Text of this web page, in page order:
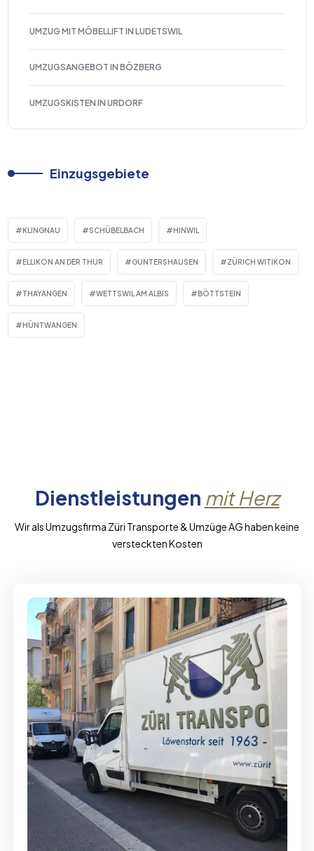
UMZUG MIT MÖBELLIFT IN LUDETSWIL
UMZUGSANGEBOT IN BÖZBERG
UMZUGSKISTEN IN URDORF
Einzugsgebiete
KLINGNAU SCHÜBELBACH HINWIL
ELLIKON AN DER THUR GUNTERSHAUSEN ZÜRICH WITIKON
THAYANGEN WETTSWIL AM ALBIS BÖTTSTEIN
HÜNTWANGEN
Dienstleistungen mit Herz
Wir als Umzugsfirma Züri Transporte & Umzüge AG haben keine
versteckten Kosten
Full-Service - Für Privatumzüge